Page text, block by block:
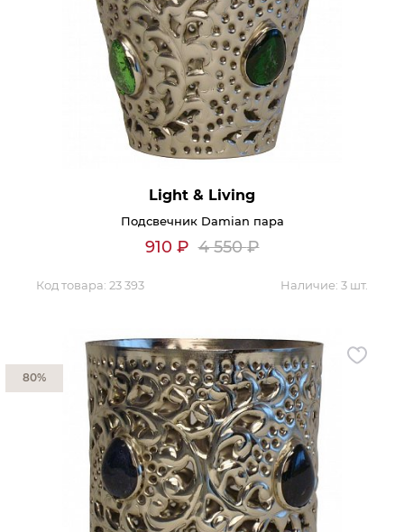
Light & Living
Подсвечник Damian пара
910 ₽ 4 550₽
Код товара: 23 393 Наличие: 3 шт.
80%